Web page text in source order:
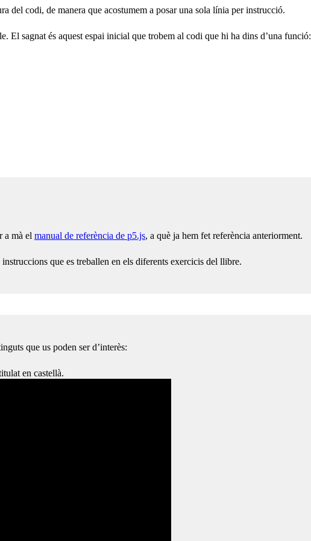
del codi, de manera que acostumem a posar una sola línia per instrucció.
El sagnat és aquest espai inicial que trobem al codi que hi ha dins d’una funció:
a mà el manual de referència de p5.js, a què ja hem fet referència anteriorment.
que es treballen en els diferents exercicis del llibre.
que us poden ser d’interès:
en castellà.